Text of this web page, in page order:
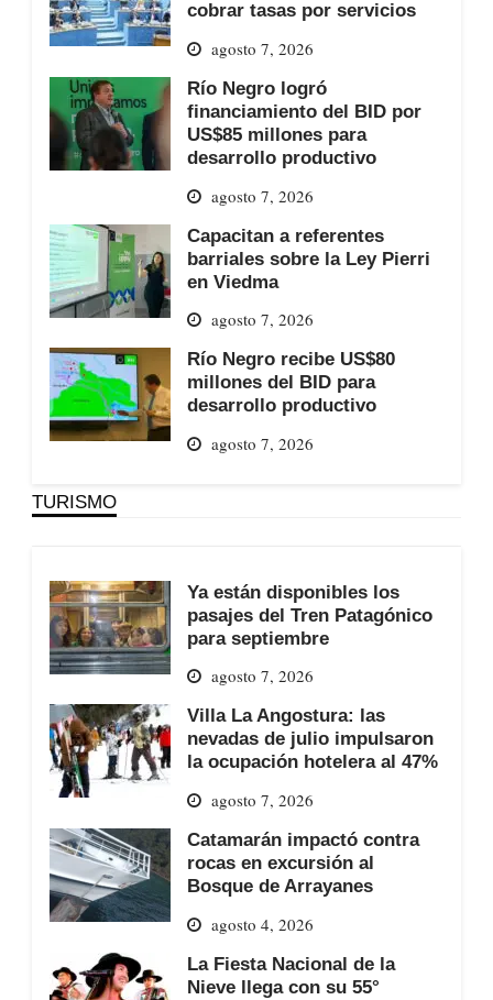
cobrar tasas por servicios
agosto 7, 2026
Río Negro logró
financiamiento del BID por
US$85 millones para
desarrollo productivo
agosto 7, 2026
Capacitan a referentes
barriales sobre la Ley Pierri
en Viedma
agosto 7, 2026
Río Negro recibe US$80
millones del BID para
desarrollo productivo
agosto 7, 2026
TURISMO
Ya están disponibles los
pasajes del Tren Patagónico
para septiembre
agosto 7, 2026
Villa La Angostura: las
nevadas de julio impulsaron
la ocupación hotelera al 47%
agosto 7, 2026
Catamarán impactó contra
rocas en excursión al
Bosque de Arrayanes
agosto 4, 2026
La Fiesta Nacional de la
Nieve llega con su 55°